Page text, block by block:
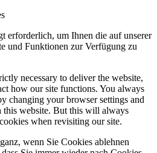
erforderlich, um Ihnen die auf unserer
und Funktionen zur Verfügung zu
necessary to deliver the website,
how our site functions. You always
changing your browser settings and
website. But this will always
when revisiting our site.
wenn Sie Cookies ablehnen